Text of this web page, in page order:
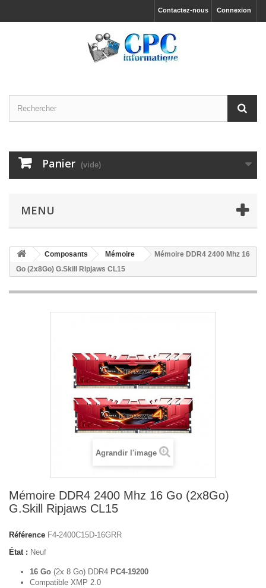
Connexion
Contactez-nous
Panier (vide)
MENU
Composants Mémoire
Mémoire DDR4 2400 Mhz 16
Go (2x8Go) G.Skill Ripjaws CL15
Agrandir l'image
Mémoire DDR4 2400 Mhz 16 Go (2x8Go)
G.Skill Ripjaws CL15
Référence F4-2400C15D-16GRR
État : Neuf
16 Go (2x 8 Go) DDR4 PC4-19200
Compatible XMP 2.0